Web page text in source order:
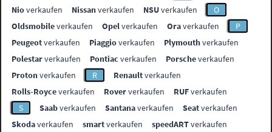
Nioverkaufen Nissanverkaufen NSUverkaufen
O
Oldsmobileverkaufen Opelverkaufen Oraverkaufen
P
Peugeotverkaufen Piaggioverkaufen Plymouthverkaufen
Polestarverkaufen Pontiac verkaufen Porscheverkaufen
Protonverkaufen R Renaultverkaufen
Rolls-Royceverkaufen Roververkaufen RUFverkaufen
S
Saabverkaufen Santanaverkaufen Seatverkaufen
Skodaverkaufen smartverkaufen speedARTverkaufen